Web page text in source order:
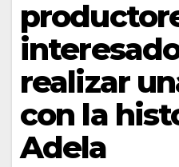
realizar
con la
Adela